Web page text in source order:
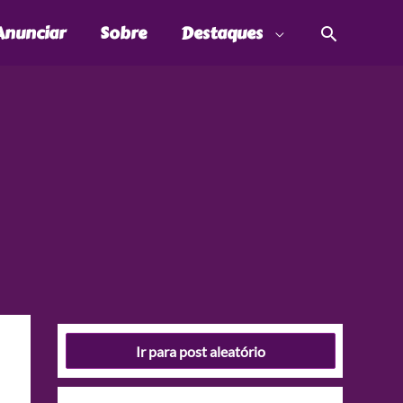
Sobre Destaques
Ir para post aleatório